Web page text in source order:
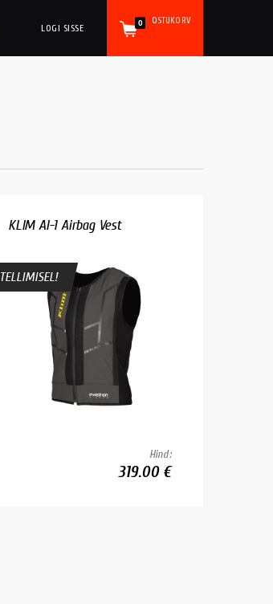
OSTUKORV
0
LOGI SISSE
KLIM AI-1 Airbag Vest
TELLIMISEL!
Hind:
319.00 €